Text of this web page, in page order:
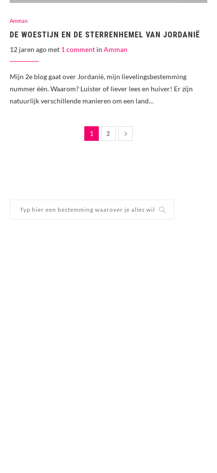
Amman
DE WOESTIJN EN DE STERRENHEMEL VAN JORDANIË
12 jaren ago met 1 comment in Amman
Mijn 2e blog gaat over Jordanië, mijn lievelingsbestemming
nummer één. Waarom? Luister of liever lees en huiver! Er zijn
natuurlijk verschillende manieren om een land…
1 2